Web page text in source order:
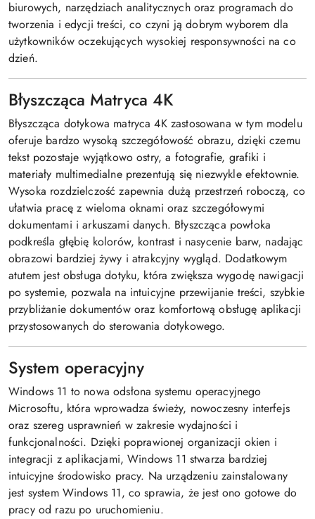
biurowych, narzędziach analitycznych oraz programach do
tworzenia i edycji treści, co czyni ją dobrym wyborem dla
użytkowników oczekujących wysokiej responsywności na co
dzień.
Błyszcząca Matryca 4K
Błyszcząca dotykowa matryca 4K zastosowana w tym modelu
oferuje bardzo wysoką szczegółowość obrazu, dzięki czemu
tekst pozostaje wyjątkowo ostry, a fotografie, grafiki i
materiały multimedialne prezentują się niezwykle efektownie.
Wysoka rozdzielczość zapewnia dużą przestrzeń roboczą, co
ułatwia pracę z wieloma oknami oraz szczegółowymi
dokumentami i arkuszami danych. Błyszcząca powłoka
podkreśla głębię kolorów, kontrast i nasycenie barw, nadając
obrazowi bardziej żywy i atrakcyjny wygląd. Dodatkowym
atutem jest obsługa dotyku, która zwiększa wygodę nawigacji
po systemie, pozwala na intuicyjne przewijanie treści, szybkie
przybliżanie dokumentów oraz komfortową obsługę aplikacji
przystosowanych do sterowania dotykowego.
System operacyjny
Windows 11 to nowa odsłona systemu operacyjnego
Microsoftu, która wprowadza świeży, nowoczesny interfejs
oraz szereg usprawnień w zakresie wydajności i
funkcjonalności. Dzięki poprawionej organizacji okien i
integracji z aplikacjami, Windows 11 stwarza bardziej
intuicyjne środowisko pracy. Na urządzeniu zainstalowany
jest system Windows 11, co sprawia, że jest ono gotowe do
pracy od razu po uruchomieniu.